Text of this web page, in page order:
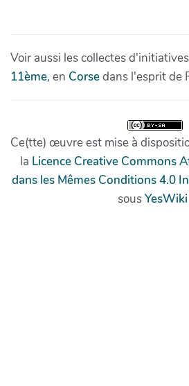
Voir aussi les collectes
11ème, en Corsedans l'esprit de
Ce(tte) œuvre est mise à
la Licence Creative Commons
dans les Mêmes Conditions 4.0
sousYesWiki